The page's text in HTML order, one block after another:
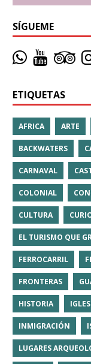
SÍGUEME
ETIQUETAS
AFRICA ARTE
BACKWATERS
CARNAVAL
COLONIAL
CULTURA
EL TURISMO QUE
FERROCARRIL
FRONTERAS
HISTORIA
INMIGRACIÓN
LUGARES